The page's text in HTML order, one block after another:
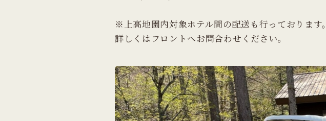
※上高地園内対象ホテル間の配送も行っております。
詳しくはフロントへお問合わせください。